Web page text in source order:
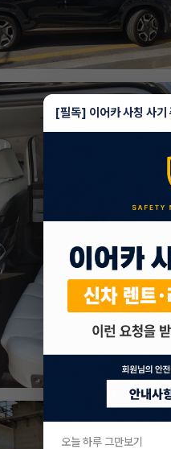
[필독] 이어카 사칭 사기
오늘 하루 그만보기